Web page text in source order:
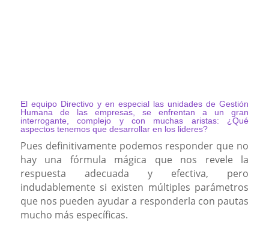
El equipo Directivo y en especial las unidades de Gestión
Humana de las empresas, se enfrentan a un gran
interrogante, complejo y con muchas aristas: ¿Qué
aspectos tenemos que desarrollar en los lideres?
Pues definitivamente podemos responder que no
hay una fórmula mágica que nos revele la
respuesta adecuada y efectiva, pero
indudablemente si existen múltiples parámetros
que nos pueden ayudar a responderla con pautas
mucho más específicas.